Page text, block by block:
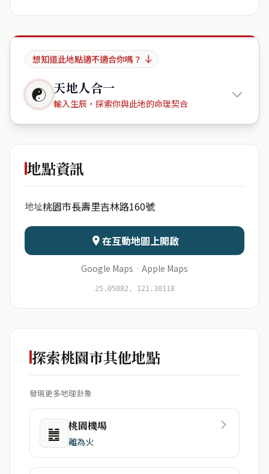
想知道此地點適不適合你嗎？
☯ 天地人合一
輸入生辰，探索你與此地的命理契合
中悅麗池
日期 出生時辰
資料僅用於即時分析，不會儲存於伺服器
地點資訊
地址桃園市長壽里吉林路160號
在互動地圖上開啟
Google Maps · Apple Maps
25.05082, 121.30118
探索桃園市其他地點
發現更多地理卦象
䷰ 桃園機場
離為火